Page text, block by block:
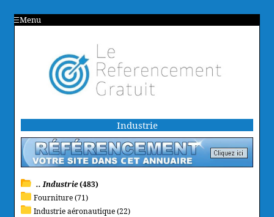
Menu
Industrie
.. Industrie(483)
Fourniture (71)
Industrie aéronautique (22)